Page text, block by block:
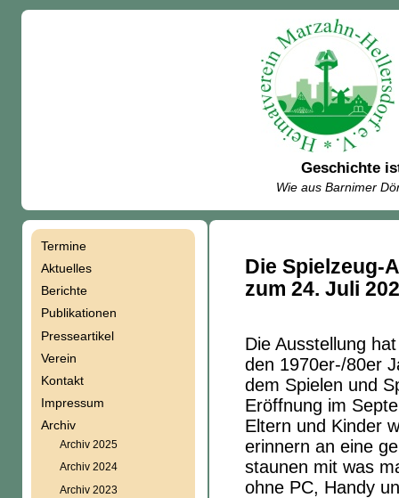
Geschichte
Wie aus Barnimer
Die Spielzeug-
zum 24. Juli
Die Ausstellung
den 1970er-/80er
dem Spielen und
Eröffnung im
Eltern und Kinder
erinnern an eine
staunen mit was
ohne PC, Handy
Termine
Aktuelles
Berichte
Publikationen
Presseartikel
Verein
Kontakt
Impressum
Archiv
Archiv 2025
Archiv 2024
Archiv 2023